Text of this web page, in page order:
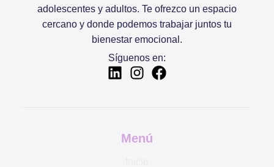
adolescentes y adultos. Te ofrezco un espacio
cercano y donde podemos trabajar juntos tu
bienestar emocional.
Síguenos en:
Menú